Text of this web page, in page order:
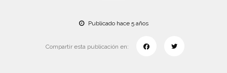
Publicado hace 5 años
Compartir esta publicación en: